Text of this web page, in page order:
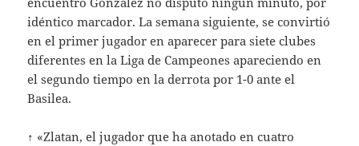
idéntico marcador. La semana siguiente, se convirtió
en el primer jugador en aparecer para siete clubes
diferentes en la Liga de Campeones apareciendo en
el segundo tiempo en la derrota por 1-0 ante el
Basilea.
↑ «Zlatan, el jugador que ha anotado en cuatro